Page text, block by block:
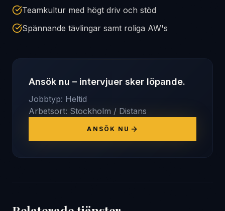
Teamkultur med högt driv och stöd
Spännande tävlingar samt roliga AW's
Ansök nu – intervjuer sker löpande.
Jobbtyp: Heltid
Arbetsort: Stockholm / Distans
ANSÖK NU